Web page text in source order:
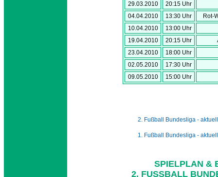
29.03.2010
20:15 Uhr
04.04.2010
13:30 Uhr
Rot-
10.04.2010
13:00 Uhr
19.04.2010
20:15 Uhr
23.04.2010
18:00 Uhr
02.05.2010
17:30 Uhr
09.05.2010
15:00 Uhr
2. Fußball Bundesliga -
1. Fußball Bundesliga -
SPIELPLAN &
2. FUSSBALL